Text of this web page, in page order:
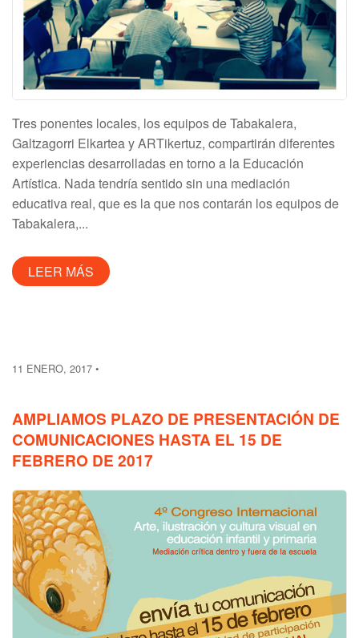
Tres ponentes locales, los equipos de Tabakalera,
Galtzagorri Elkartea y ARTikertuz, compartirán diferentes
experiencias desarrolladas en torno a la Educación
Artística. Nada tendría sentido sin una mediación
educativa real, que es la que nos contarán los equipos de
Tabakalera,...
LEER MÁS
11 ENERO, 2017
AMPLIAMOS PLAZO DE PRESENTACIÓN DE
COMUNICACIONES HASTA EL 15 DE
FEBRERO DE 2017